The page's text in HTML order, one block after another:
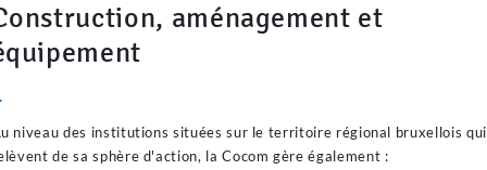
aménagement et
niveau des institutions situées sur le territoire régional bruxellois qui
de sa sphère d'action, la Cocom gère également :